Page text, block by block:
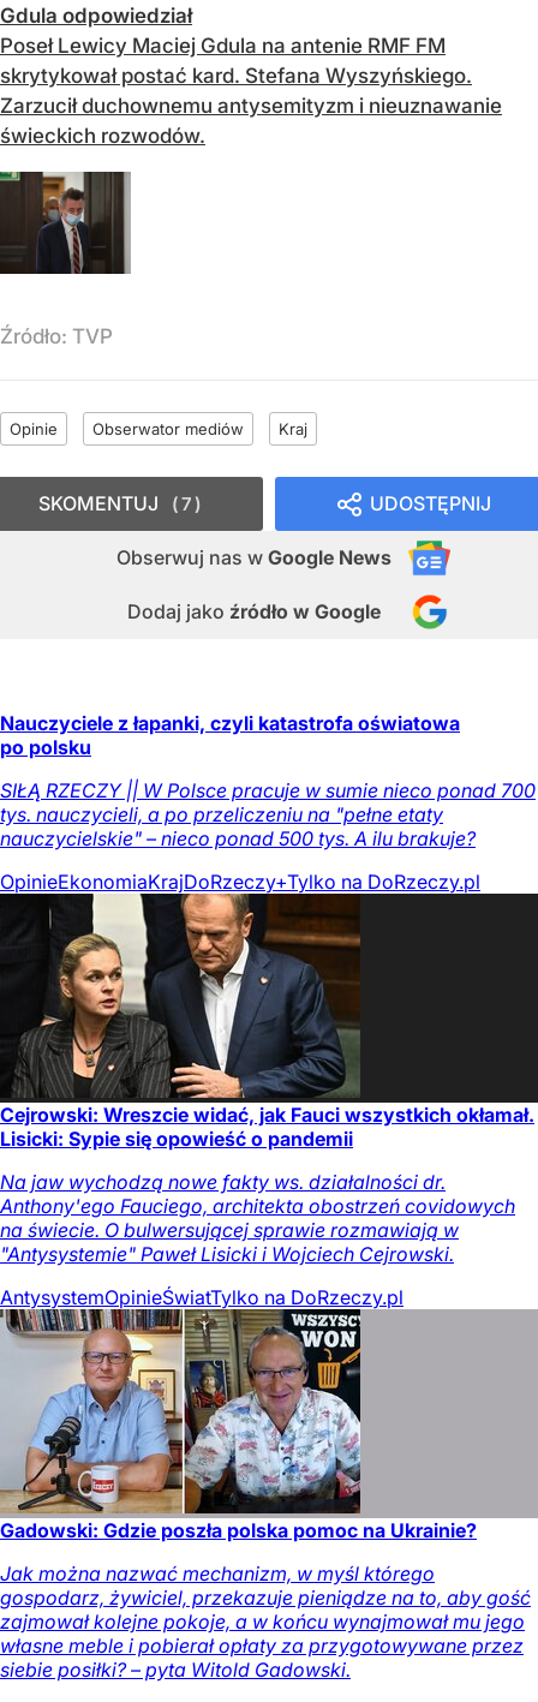
Gdula odpowiedział
Poseł Lewicy Maciej Gdula na antenie RMF FM
skrytykował postać kard. Stefana Wyszyńskiego.
Zarzucił duchownemu antysemityzm i nieuznawanie
świeckich rozwodów.
Źródło: TVP
Opinie Obserwator mediów Kraj
UDOSTĘPNIJ
Obserwuj nas w Google News
Dodaj jako źródło w Google
SKOMENTUJ 7
Nauczyciele z łapanki, czyli katastrofa oświatowa
po polsku
SIŁĄ RZECZY || W Polsce pracuje w sumie nieco ponad 700
tys. nauczycieli, a po przeliczeniu na "pełne etaty
nauczycielskie" – nieco ponad 500 tys. A ilu brakuje?
OpinieEkonomiaKrajDoRzeczy+Tylko na DoRzeczy.pl
Cejrowski: Wreszcie widać, jak Fauci wszystkich okłamał.
Lisicki: Sypie się opowieść o pandemii
Na jaw wychodzą nowe fakty ws. działalności dr.
Anthony'ego Fauciego, architekta obostrzeń covidowych
na świecie. O bulwersującej sprawie rozmawiają w
"Antysystemie" Paweł Lisicki i Wojciech Cejrowski.
AntysystemOpinieŚwiatTylko na DoRzeczy.pl
Gadowski: Gdzie poszła polska pomoc na Ukrainie?
Jak można nazwać mechanizm, w myśl którego
gospodarz, żywiciel, przekazuje pieniądze na to, aby gość
zajmował kolejne pokoje, a w końcu wynajmował mu jego
własne meble i pobierał opłaty za przygotowywane przez
siebie posiłki? – pyta Witold Gadowski.